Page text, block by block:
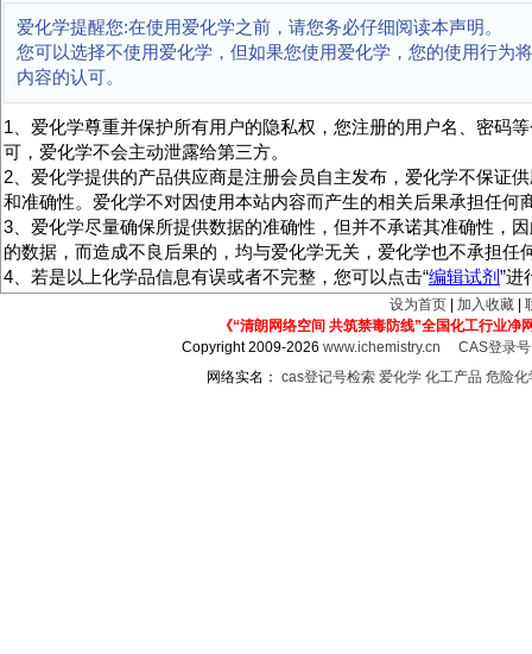
爱化学提醒您:在使用爱化学之前，请您务必仔细阅读本声明。
您可以选择不使用爱化学，但如果您使用爱化学，您的使用行为
内容的认可。
1、爱化学尊重并保护所有用户的隐私权，您注册的用户名、密码
可，爱化学不会主动泄露给第三方。
2、爱化学提供的产品供应商是注册会员自主发布，爱化学不保证
和准确性。爱化学不对因使用本站内容而产生的相关后果承担任何
3、爱化学尽量确保所提供数据的准确性，但并不承诺其准确性，
的数据，而造成不良后果的，均与爱化学无关，爱化学也不承担任
4、若是以上化学品信息有误或者不完整，您可以点击“编辑试剂”进
设为首页 加入收藏
《“清朗网络空间 共筑禁毒防线”全国化工行业净
Copyright 2009-2026www.ichemistry.cn
CAS登录
网络实名： cas登记号检索 爱化学 化工产品 危险化